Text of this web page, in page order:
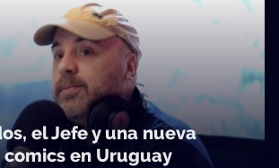
el Jefe y una nueva
en Uruguay